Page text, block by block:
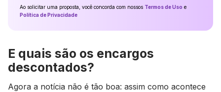
Ao solicitar uma proposta, você concorda com nossos Termos de Uso e
Política de Privacidade
E quais são os encargos
descontados?
Agora a notícia não é tão boa: assim como acontece